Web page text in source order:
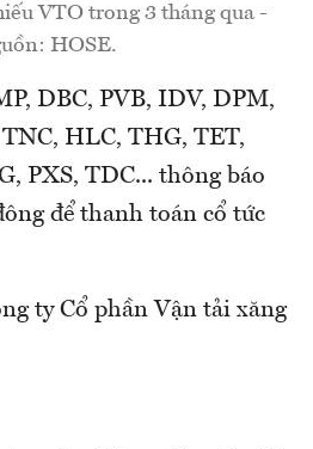
VTO trong 3 tháng qua -
HOSE.
DBC, PVB, IDV, DPM,
HLC, THG, TET,
PXS, TDC... thông báo
để thanh toán cổ tức
ty Cổ phần Vận tải xăng